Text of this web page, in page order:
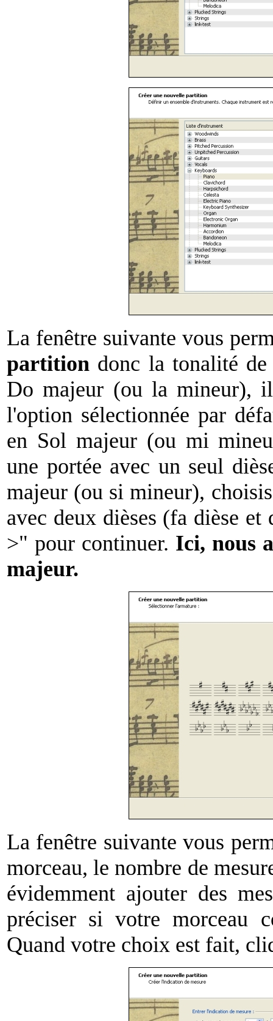
La fenêtre suivante vous
partition donc la tonalité
Do majeur (ou la mineur),
l'option sélectionnée par
en Sol majeur (ou mi
une portée avec un seul
majeur (ou si mineur),
avec deux dièses (fa dièse
>" pour continuer. Ici, nous
majeur.
La fenêtre suivante vous
morceau, le nombre de
évidemment ajouter des
préciser si votre morceau
Quand votre choix est fait,